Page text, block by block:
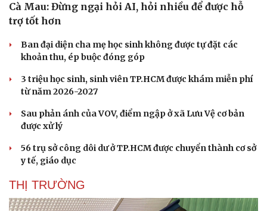
Cà Mau: Đừng ngại hỏi AI, hỏi nhiều để được hỗ
trợ tốt hơn
Ban đại diện cha mẹ học sinh không được tự đặt các
khoản thu, ép buộc đóng góp
3 triệu học sinh, sinh viên TP.HCM được khám miễn phí
từ năm 2026-2027
Sau phản ánh của VOV, điểm ngập ở xã Lưu Vệ cơ bản
được xử lý
56 trụ sở công dôi dư ở TP.HCM được chuyển thành cơ sở
y tế, giáo dục
THỊ TRƯỜNG